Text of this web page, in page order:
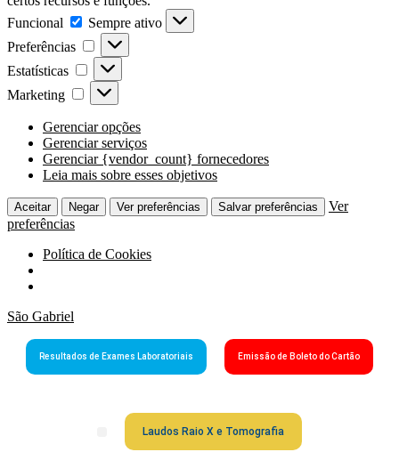
Funcional
Sempre ativo
Preferências
Estatísticas
Marketing
Gerenciar opções
Gerenciar serviços
Gerenciar {vendor_count} fornecedores
Leia mais sobre esses objetivos
Aceitar Negar Ver preferências Salvar preferências
Ver
preferências
Política de Cookies
São Gabriel
Resultados de Exames Laboratoriais Emissão de Boleto do Cartão
Laudos Raio X e Tomografia